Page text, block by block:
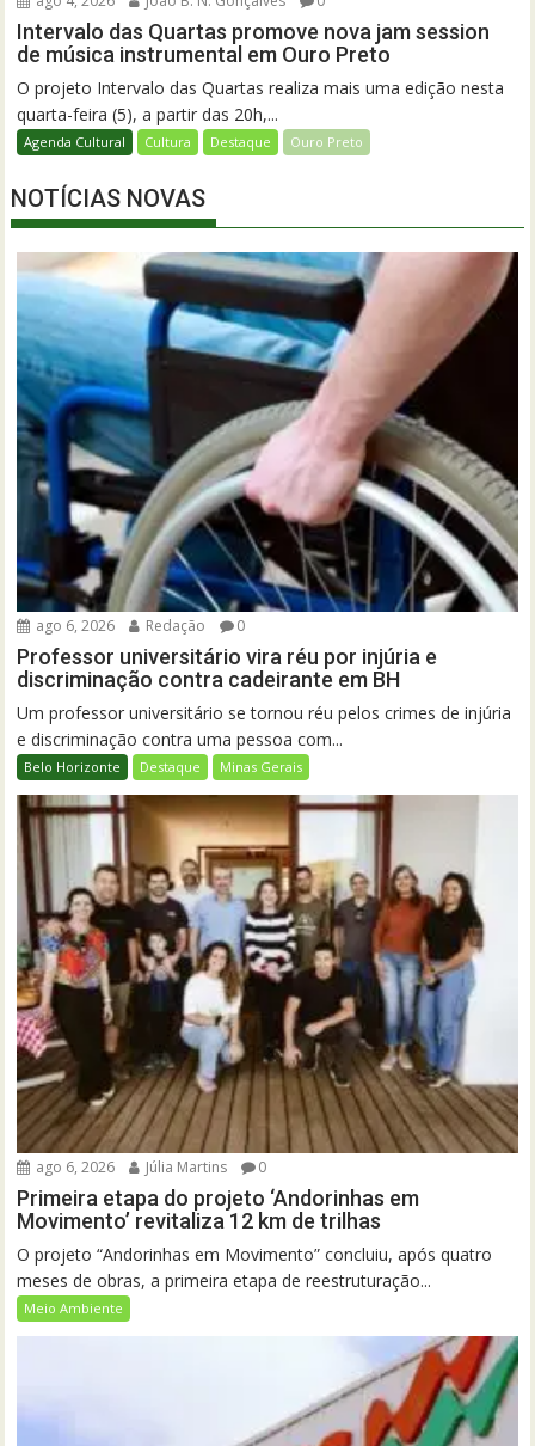
Intervalo das Quartas promove nova jam session
de música instrumental em Ouro Preto
O projeto Intervalo das Quartas realiza mais uma edição nesta
quarta-feira (5), a partir das 20h,...
Agenda Cultural Cultura Destaque Ouro Preto
NOTÍCIAS NOVAS
ago 6, 2026 Redação 0
Professor universitário vira réu por injúria e
discriminação contra cadeirante em BH
Um professor universitário se tornou réu pelos crimes de injúria
e discriminação contra uma pessoa com...
Belo Horizonte Destaque Minas Gerais
ago 6, 2026 Júlia Martins 0
Primeira etapa do projeto ‘Andorinhas em
Movimento’ revitaliza 12 km de trilhas
O projeto “Andorinhas em Movimento” concluiu, após quatro
meses de obras, a primeira etapa de reestruturação...
Meio Ambiente